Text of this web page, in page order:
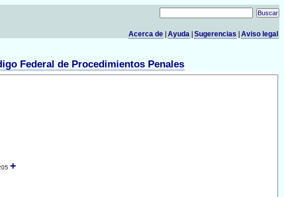
Aviso legal
Sugerencias
Ayuda
Acerca de
Federal de Procedimientos Penales
+